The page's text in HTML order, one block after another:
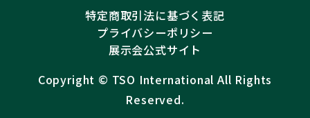
特定商取引法に基づく表記
プライバシーポリシー
展示会公式サイト
Copyright ©︎ TSO International All Rights
Reserved.